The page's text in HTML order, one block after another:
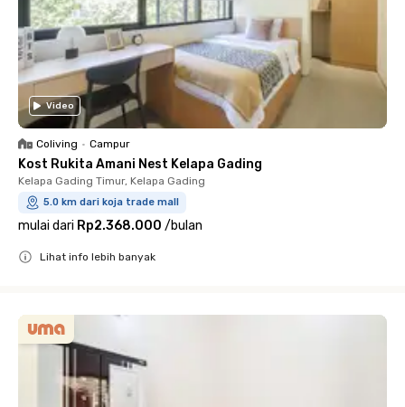
Video
Coliving • Campur
Kost Rukita Amani Nest Kelapa Gading
Kelapa Gading Timur, Kelapa Gading
5.0 km dari koja trade mall
mulai dari Rp2.368.000 /bulan
Lihat info lebih banyak